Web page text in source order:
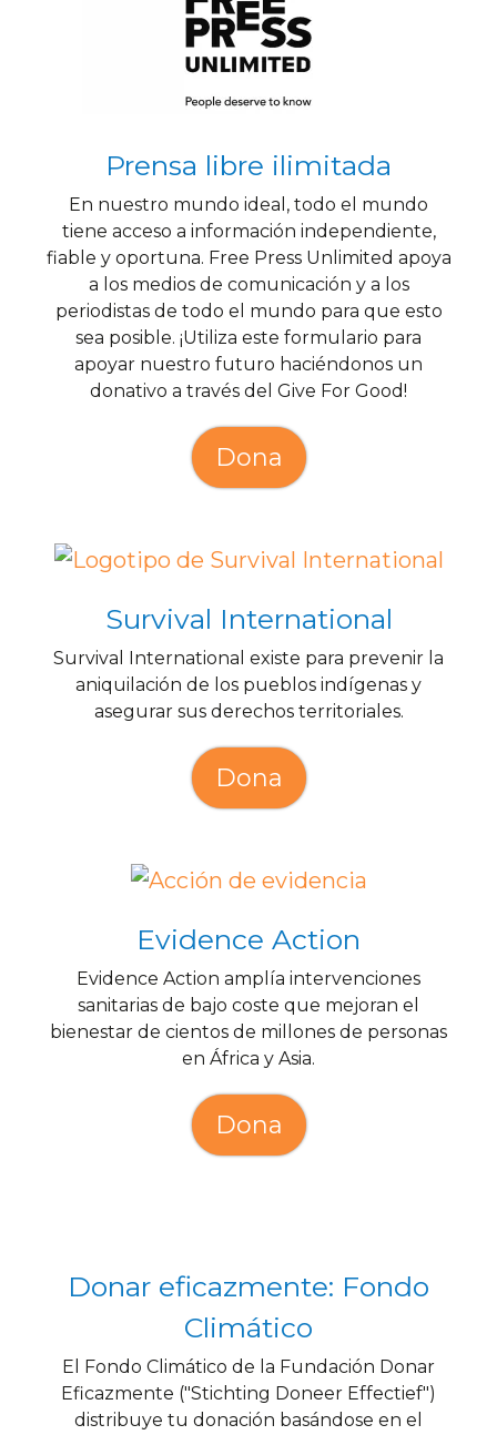
Prensa libre ilimitada
En nuestro mundo ideal, todo el mundo
tiene acceso a información independiente,
fiable y oportuna. Free Press Unlimited apoya
a los medios de comunicación y a los
periodistas de todo el mundo para que esto
sea posible. ¡Utiliza este formulario para
apoyar nuestro futuro haciéndonos un
donativo a través del Give For Good!
Dona
Survival International
Survival International existe para prevenir la
aniquilación de los pueblos indígenas y
asegurar sus derechos territoriales.
Dona
Evidence Action
Evidence Action amplía intervenciones
sanitarias de bajo coste que mejoran el
bienestar de cientos de millones de personas
en África y Asia.
Dona
Donar eficazmente: Fondo
Climático
El Fondo Climático de la Fundación Donar
Eficazmente ("Stichting Doneer Effectief")
distribuye tu donación basándose en el